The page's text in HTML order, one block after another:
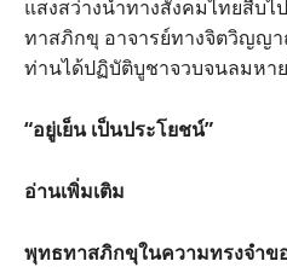
แสงสว่างนำทางสังคมไทยสืบ
ทาสภิกขุ อาจารย์ทางจิตวิญญ
ท่านได้ปฏิบัติบูชาจวบจนลมหา
“อยู่เย็น เป็นประโยชน์”
อ่านเพิ่มเติม
พุทธทาสภิกขุในความทรงจำข